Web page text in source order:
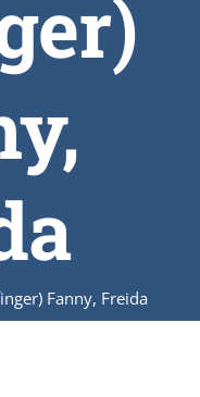
Fanny, Freida